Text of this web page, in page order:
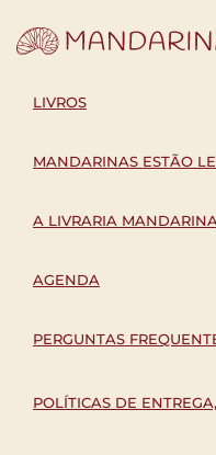
LIVROS
MANDARINAS ESTÃO
A LIVRARIA MANDARINA
AGENDA
PERGUNTAS
POLÍTICAS DE